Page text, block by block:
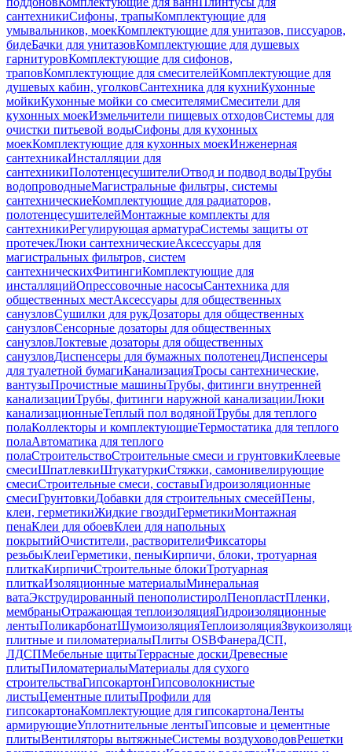
сантехникиСифоны, трапыКомплектующие для
умывальников, моекКомплектующие для унитазов, писсуаров,
бидеБачки для унитазовКомплектующие для душевых
гарнитуровКомплектующие для сифонов,
траповКомплектующие для смесителейКомплектующие для
душевых кабин, уголковСантехника для кухниКухонные
мойкиКухонные мойки со смесителямиСмесители для
кухонных моекИзмельчители пищевых отходовСистемы для
очистки питьевой водыСифоны для кухонных
моекКомплектующие для кухонных моекИнженерная
сантехникаИнсталляции для
сантехникиПолотенцесушителиОтвод и подвод водыТрубы
водопроводныеМагистральные фильтры, системы
сантехническиеКомплектующие для радиаторов,
полотенцесушителейМонтажные комплекты для
сантехникиРегулирующая арматураСистемы защиты от
протечекЛюки сантехническиеАксессуары для
магистральных фильтров, систем
сантехническихФитингиКомплектующие для
инсталляцийОпрессовочные насосыСантехника для
общественных местАксессуары для общественных
санузловСушилки для рукДозаторы для общественных
санузловСенсорные дозаторы для общественных
санузловЛоктевые дозаторы для общественных
санузловДиспенсеры для бумажных полотенецДиспенсеры
для туалетной бумагиКанализацияТросы сантехнические,
вантузыПрочистные машиныТрубы, фитинги внутренней
канализацииТрубы, фитинги наружной канализацииЛюки
канализационныеТеплый пол водянойТрубы для теплого
полаКоллекторы и комплектующиеТермостатика для теплого
полаАвтоматика для теплого
полаСтроительствоСтроительные смеси и грунтовкиКлеевые
смесиШпатлевкиШтукатуркиСтяжки, самонивелирующие
смесиСтроительные смеси, составыГидроизоляционные
смесиГрунтовкиДобавки для строительных смесейПены,
клеи, герметикиЖидкие гвоздиГерметикиМонтажная
пенаКлеи для обоевКлеи для напольных
покрытийОчистители, растворителиФиксаторы
резьбыКлеиГерметики, пеныКирпичи, блоки, тротуарная
плиткаКирпичиСтроительные блокиТротуарная
плиткаИзоляционные материалыМинеральная
ватаЭкструдированный пенополистиролПенопластПленки,
мембраныОтражающая теплоизоляцияГидроизоляционные
лентыПоликарбонатШумоизоляцияТеплоизоляция
плитные и пиломатериалыПлиты OSBФанераДСП,
ЛДСПМебельные щитыТеррасные доскиДревесные
плитыПиломатериалыМатериалы для сухого
строительстваГипсокартонГипсоволокнистые
листыЦементные плитыПрофили для
гипсокартонаКомплектующие для гипсокартонаЛенты
армирующиеУплотнительные лентыГипсовые и цементные
плитыВентиляторы вытяжныеСистемы воздуховодовРешетки